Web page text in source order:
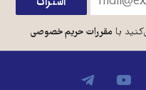
بامقررات حریم خصوصی